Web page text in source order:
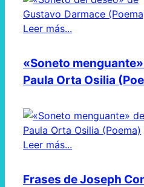
Leer más...
«Soneto
Paula Orta Osilia
Leer más...
Frases de Joseph